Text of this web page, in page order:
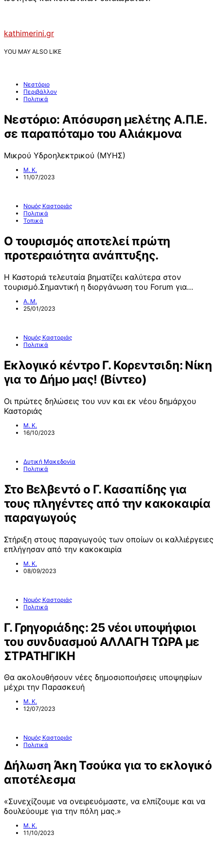
kathimerini.gr
YOU MAY ALSO LIKE
Νεστόριο
Περιβάλλον
Πολιτικά
Νεστόριο: Απόσυρση μελέτης Α.Π.Ε.
σε παραπόταμο του Αλιάκμονα
Μικρού Υδροηλεκτρικού (ΜΥΗΣ)
Μ. Κ.
11/07/2023
Νομός Καστοριάς
Πολιτικά
Τοπικά
Ο τουρισμός αποτελεί πρώτη
προτεραιότητα ανάπτυξης.
Η Καστοριά τελευταία βηματίζει καλύτερα στον
τουρισμό.Σημαντική η διοργάνωση του Forum για…
Α. Μ.
25/01/2023
Νομός Καστοριάς
Πολιτικά
Εκλογικό κέντρο Γ. Κορεντσιδη: Νίκη
για το Δήμο μας! (Βίντεο)
Οι πρώτες δηλώσεις του νυν και εκ νέου δημάρχου
Καστοριάς
Μ. Κ.
16/10/2023
Δυτική Μακεδονία
Πολιτικά
Στο Βελβεντό ο Γ. Κασαπίδης για
τους πληγέντες από την κακοκαιρία
παραγωγούς
Στήριξη στους παραγωγούς των οποίων οι καλλιέργειες
επλήγησαν από την κακοκαιρία
Μ. Κ.
08/09/2023
Νομός Καστοριάς
Πολιτικά
Γ. Γρηγοριάδης: 25 νέοι υποψήφιοι
του συνδυασμού ΑΛΛΑΓΗ ΤΩΡΑ με
ΣΤΡΑΤΗΓΙΚΗ
Θα ακολουθήσουν νέες δημοσιοποιήσεις υποψηφίων
μέχρι την Παρασκευή
Μ. Κ.
12/07/2023
Νομός Καστοριάς
Πολιτικά
Δήλωση Άκη Τσούκα για το εκλογικό
αποτέλεσμα
«Συνεχίζουμε να ονειρευόμαστε, να ελπίζουμε και να
δουλεύουμε για την πόλη μας.»
Μ. Κ.
11/10/2023